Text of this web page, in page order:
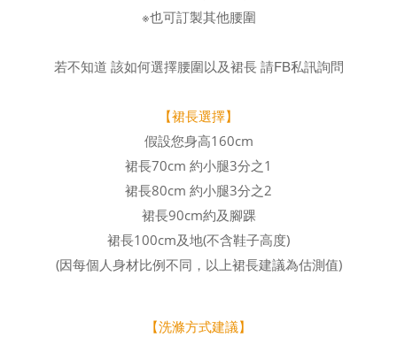
※也可訂製其他腰圍
若不知道 該如何選擇腰圍以及裙長請FB私訊詢問
【裙長選擇】
假設您身高160cm
裙長70cm 約小腿3分之1
裙長80cm 約小腿3分之2
裙長90cm約及腳踝
裙長100cm及地(不含鞋子高度)
(因每個人身材比例不同，以上裙長建議為估測值)
【洗滌方式建議】